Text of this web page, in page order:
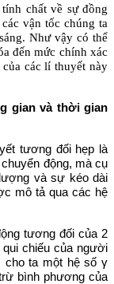
chất về sự đồng
vận tốc chúng ta
Như vậy có thể
đến mức chính xác
các lí thuyết này
gian và thời gian
tương đối hẹp là
động, mà cụ
và sự kéo dài
mô tả qua các hệ
tương đối của 2
chiếu của người
cho ta một hệ số γ
bình phương của